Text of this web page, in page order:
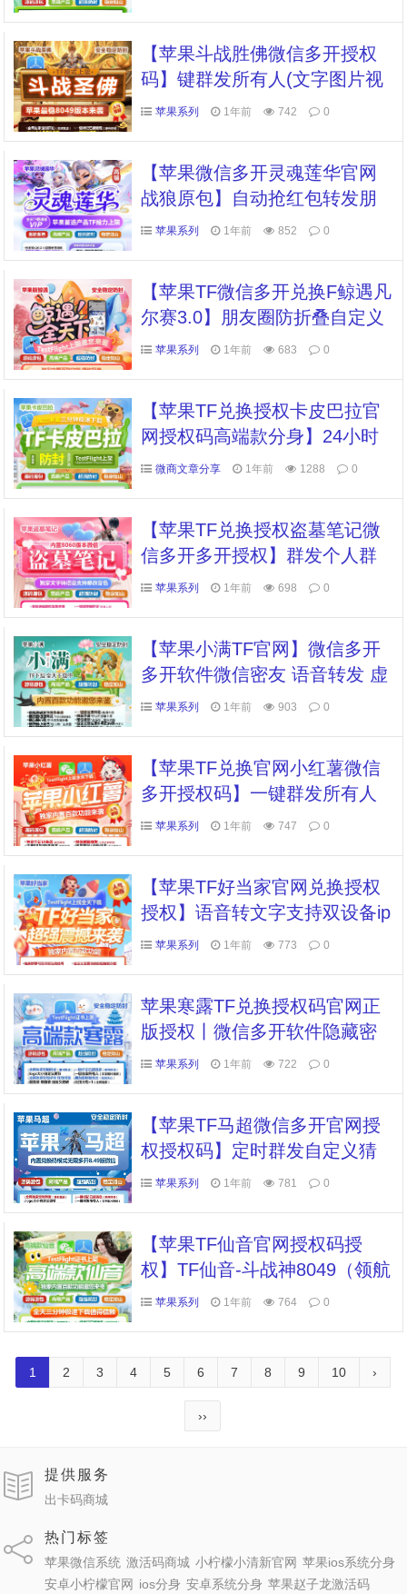
【苹果斗战胜佛微信多开授权
码】键群发所有人(文字图片视
频) 全网独家红包详情红包提醒
苹果系列 1年前 742 0
【苹果微信多开灵魂莲华官网
战狼原包】自动抢红包转发朋
友圈修改app图标
苹果系列 1年前 852 0
【苹果TF微信多开兑换F鲸遇凡
尔赛3.0】朋友圈防折叠自定义
朋友圈小尾巴自动收款解放双
苹果系列 1年前 683 0
【苹果TF兑换授权卡皮巴拉官
网授权码高端款分身】24小时
自动抢红包
微商文章分享 1年前 1288 0
【苹果TF兑换授权盗墓笔记微
信多开多开授权】群发个人群
万群同步朋友圈转发跟圈虚拟
苹果系列 1年前 698 0
【苹果小满TF官网】微信多开
多开软件微信密友 语音转发 虚
拟定位全球穿越 朋友圈转发
苹果系列 1年前 903 0
【苹果TF兑换官网小红薯微信
多开授权码】一键群发所有人
独家密友虚拟定位全球穿越
苹果系列 1年前 747 0
【苹果TF好当家官网兑换授权
授权】语音转文字支持双设备ip
ad模式登录本地大视频上传朋
苹果系列 1年前 773 0
苹果寒露TF兑换授权码官网正
版授权丨微信多开软件隐藏密
友消息全球虚拟定位全球穿越
苹果系列 1年前 722 0
【苹果TF马超微信多开官网授
权授权码】定时群发自定义猜
拳转发朋友圈密友隐藏另外一
苹果系列 1年前 781 0
【苹果TF仙音官网授权码授
权】TF仙音-斗战神8049（领航
团队新品）
苹果系列 1年前 764 0
1 2 3 4 5 6 7 8 9 10 ›
››
提供服务
出卡码商城
热门标签
苹果微信系统 激活码商城 小柠檬小清新官网 苹果ios系统分身
安卓小柠檬官网 ios分身 安卓系统分身 苹果赵子龙激活码